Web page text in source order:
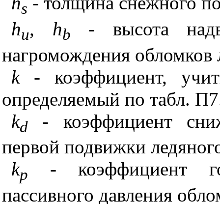
s
hu, hb
- высота
нагромождения обломков
k
- коэффициент,
определяемый по табл.
kd
- коэффициент
первой подвижки
kp
- коэффициент
пассивного давления